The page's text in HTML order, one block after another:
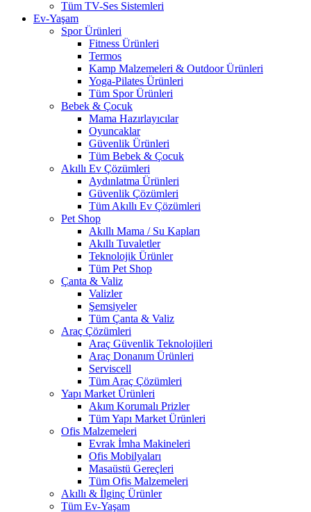
Tüm TV-Ses Sistemleri
Ev-Yaşam
Spor Ürünleri
Fitness Ürünleri
Termos
Kamp Malzemeleri & Outdoor Ürünleri
Yoga-Pilates Ürünleri
Tüm Spor Ürünleri
Bebek & Çocuk
Mama Hazırlayıcılar
Oyuncaklar
Güvenlik Ürünleri
Tüm Bebek & Çocuk
Akıllı Ev Çözümleri
Aydınlatma Ürünleri
Güvenlik Çözümleri
Tüm Akıllı Ev Çözümleri
Pet Shop
Akıllı Mama / Su Kapları
Akıllı Tuvaletler
Teknolojik Ürünler
Tüm Pet Shop
Çanta & Valiz
Valizler
Şemsiyeler
Tüm Çanta & Valiz
Araç Çözümleri
Araç Güvenlik Teknolojileri
Araç Donanım Ürünleri
Serviscell
Tüm Araç Çözümleri
Yapı Market Ürünleri
Akım Korumalı Prizler
Tüm Yapı Market Ürünleri
Ofis Malzemeleri
Evrak İmha Makineleri
Ofis Mobilyaları
Masaüstü Gereçleri
Tüm Ofis Malzemeleri
Akıllı & İlginç Ürünler
Tüm Ev-Yaşam